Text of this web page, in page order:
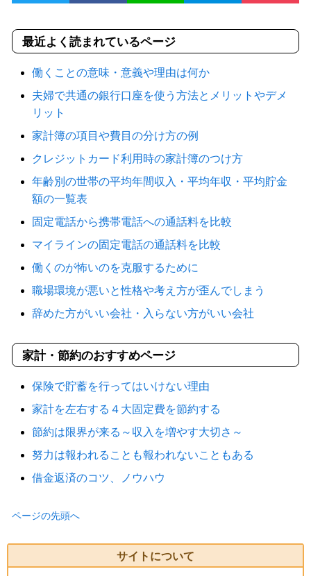
最近よく読まれているページ
働くことの意味・意義や理由は何か
夫婦で共通の銀行口座を使う方法とメリットやデメ
リット
家計簿の項目や費目の分け方の例
クレジットカード利用時の家計簿のつけ方
年齢別の世帯の平均年間収入・平均年収・平均貯金
額の一覧表
固定電話から携帯電話への通話料を比較
マイラインの固定電話の通話料を比較
働くのが怖いのを克服するために
職場環境が悪いと性格や考え方が歪んでしまう
辞めた方がいい会社・入らない方がいい会社
家計・節約のおすすめページ
保険で貯蓄を行ってはいけない理由
家計を左右する４大固定費を節約する
節約は限界が来る～収入を増やす大切さ～
努力は報われることも報われないこともある
借金返済のコツ、ノウハウ
ページの先頭へ
サイトについて